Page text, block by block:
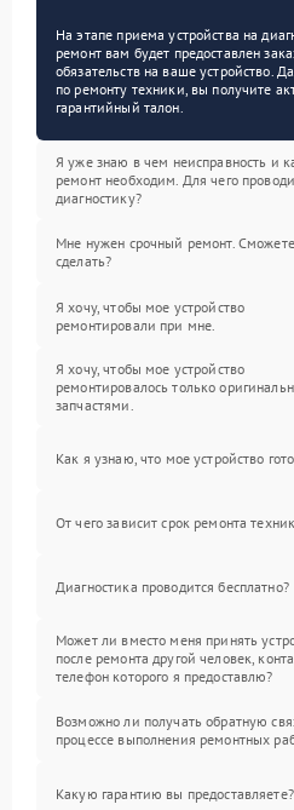
На этапе приема устройства на
ремонт вам будет предоставлен
обязательств на ваше устройство.
по ремонту техники, вы получите
гарантийный талон.
Я уже знаю в чем неисправность и
ремонт необходим. Для чего
диагностику?
Мне нужен срочный ремонт. Сможете
сделать?
Я хочу, чтобы мое устройство
ремонтировали при мне.
Я хочу, чтобы мое устройство
ремонтировалось только
запчастями.
Как я узнаю, что мое устройство
От чего зависит срок ремонта
Диагностика проводится бесплатно?
Может ли вместо меня принять
после ремонта другой человек,
телефон которого я предоставлю?
Возможно ли получать обратную
процессе выполнения ремонтных
Какую гарантию вы предоставляете?